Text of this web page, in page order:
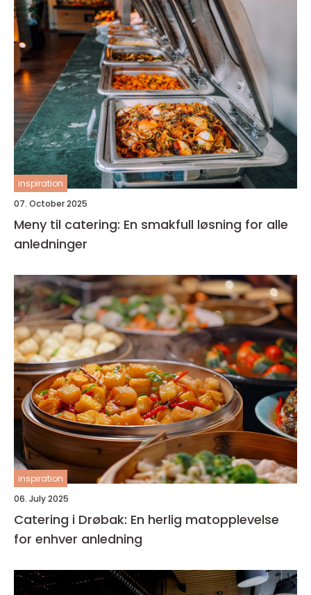
inspiration
07. October 2025
Meny til catering: En smakfull løsning for alle
anledninger
inspiration
06. July 2025
Catering i Drøbak: En herlig matopplevelse
for enhver anledning